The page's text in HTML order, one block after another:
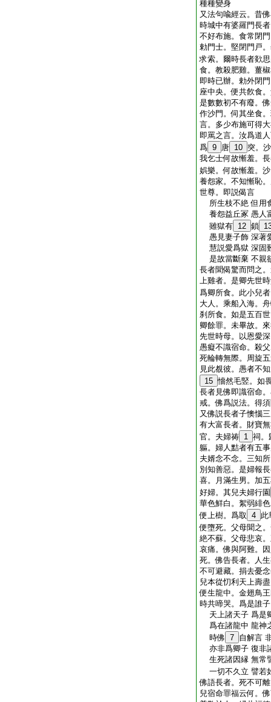
種種變身
又法句喩經云。昔
時城中有婆羅門長
不好布施。食常閉
勅門士。堅閉門戸
求索。爾時長者欻
食。教殺肥雞。薑
即時已辦。勅外閉
座中央。便共飮食
是數數初不有廢。
作沙門。伺其坐食
言。多少布施可得
即罵之言。汝爲道
爲 9 唐 10 突。
我乞士何故慚羞。
娯樂。何故慚羞。
養怨家。不知慚恥
世尊。即説偈言
所生枝不絶 但用
養怨益丘冢 愚人
雖獄有 12 鎖
愚見妻子飾 深著
慧説愛爲獄 深固
是故當斷棄 不親
長者聞偈驚而問之
上雞者。是卿先世
爲卿所食。此小兒
大人。乘船入海。
刹所食。如是五百
卿餘罪。未畢故。
先世時母。以恩愛
愚癡不識宿命。殺
死輪轉無際。周旋
見此覩彼。愚者不
15 懎然毛竪。如
長者見佛即識宿命
戒。佛爲説法。得
又佛説長者子懊惱
有大富長者。財寶
官。夫婦祷 1 祠。
軀。婦人黠者有五
夫婿念不念。三知
別知善惡。是婦報
喜。月滿生男。加
好婦。其兒夫婦行園
華色鮮白。絮弱緋
便上樹。爲取 4 此
便墮死。父母聞之
絶不蘇。父母悲哀
哀痛。佛與阿難。
死。佛告長者。人
不可避藏。捐去憂
兒本從忉利天上壽
便生龍中。金翅鳥
時共啼哭。爲是誰
天上諸天子 爲是
爲在諸龍中 龍神
時佛 7 自解言
亦非爲卿子 復非
生死諸因縁 無常
一切不久立 譬若
佛語長者。死不可
兒宿命罪福云何。